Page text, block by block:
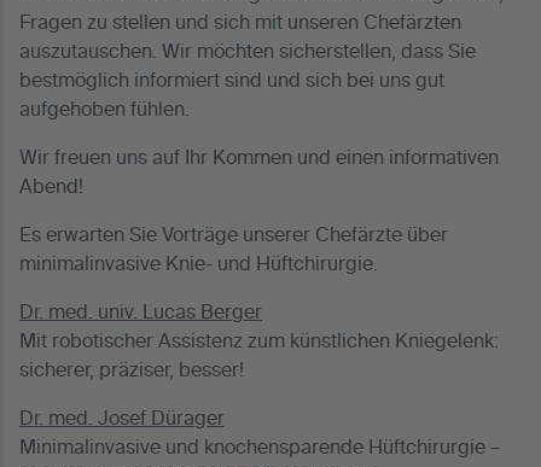
Fragen zu stellen und sich mit unseren Chefärzten
auszutauschen. Wir möchten sicherstellen, dass Sie
bestmöglich informiert sind und sich bei uns gut
aufgehoben fühlen.
Wir freuen uns auf Ihr Kommen und einen informativen
Abend!
Es erwarten Sie Vorträge unserer Chefärzte über
minimalinvasive Knie- und Hüftchirurgie.
Dr. med. univ. Lucas Berger
Mit robotischer Assistenz zum künstlichen Kniegelenk:
sicherer, präziser, besser!
Dr. med. Josef Dürager
Minimalinvasive und knochensparende Hüftchirurgie –